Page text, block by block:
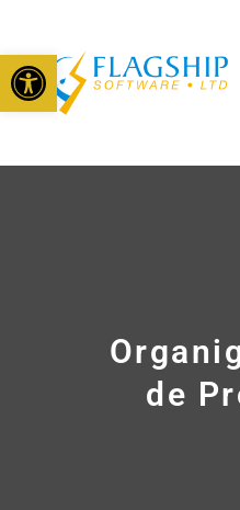
Open toolbar
contenu
de